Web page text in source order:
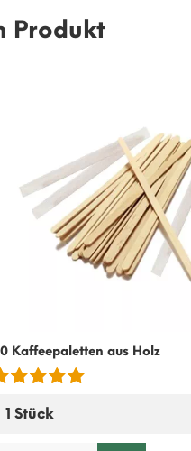
Produkt
Kaffeepaletten aus Holz